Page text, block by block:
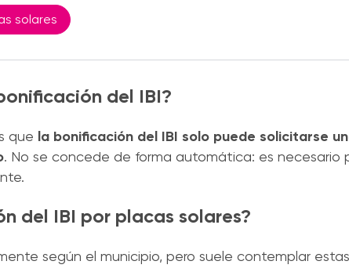
solares
del IBI?
que la bonificación del IBI solo puede solicitarse
. No se concede de forma automática: es necesario
del IBI por placas solares?
según el municipio, pero suele contemplar